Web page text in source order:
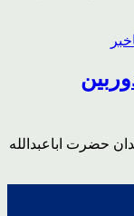
حضرت اباعبدالله